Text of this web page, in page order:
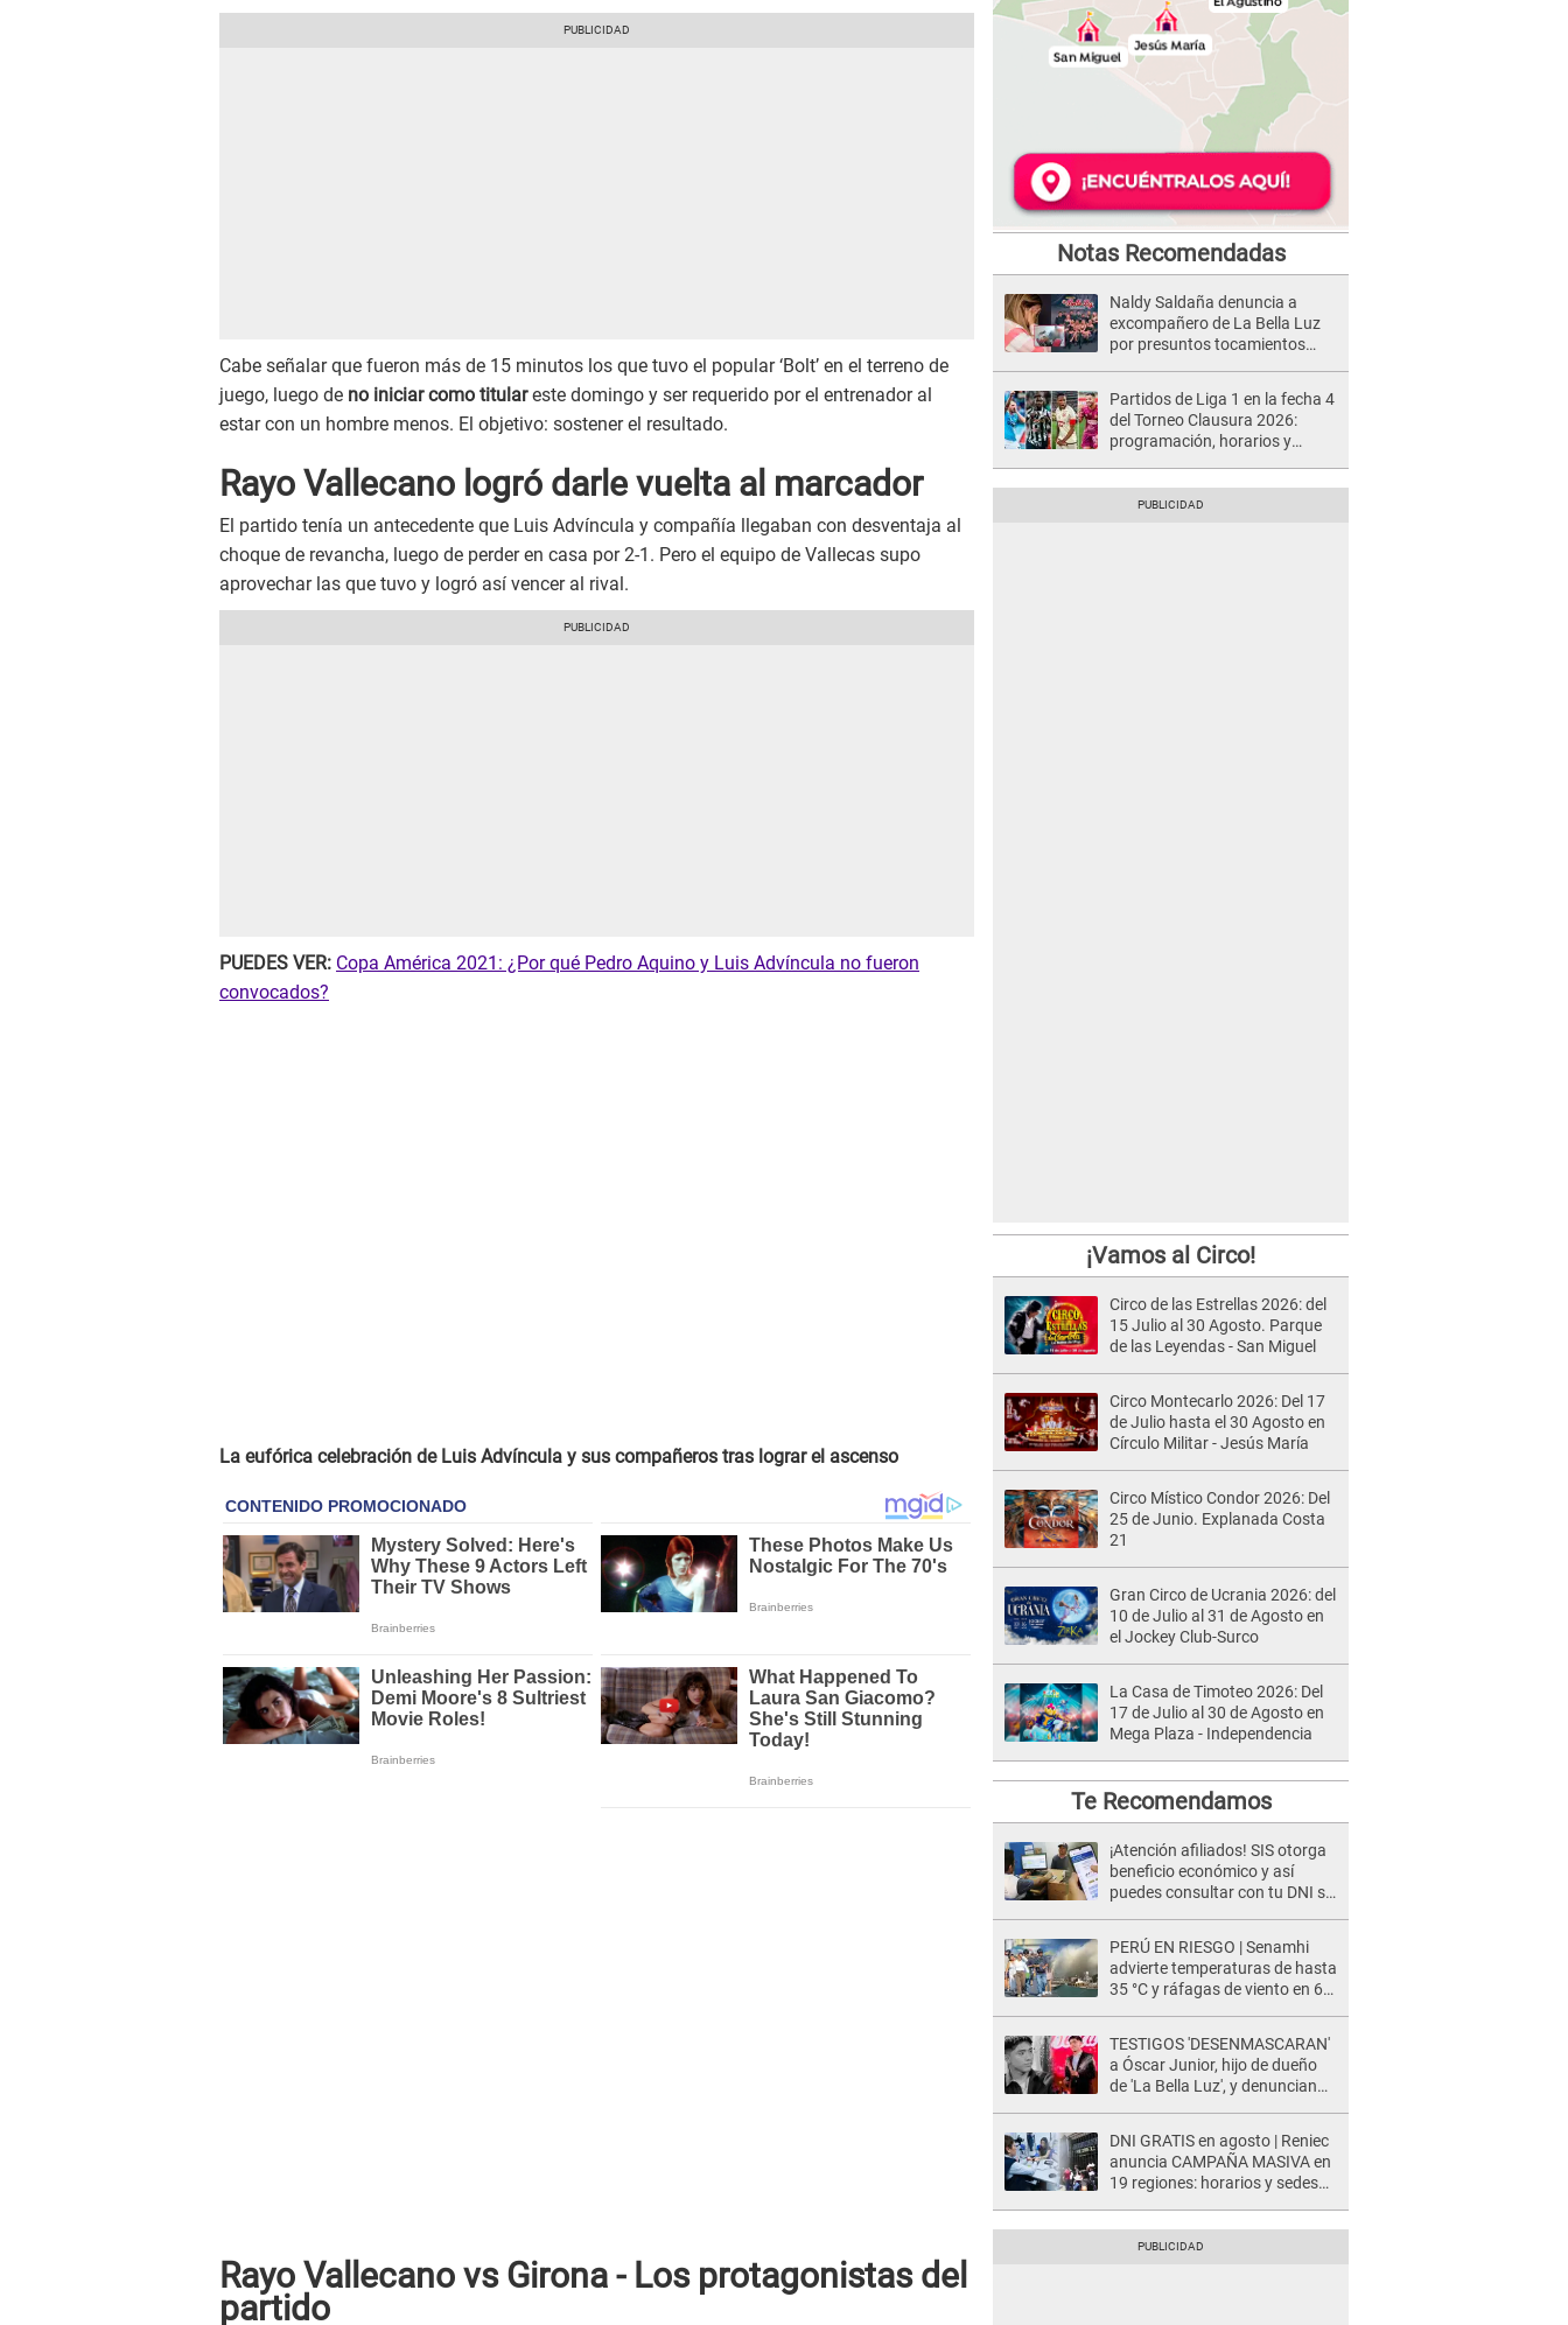
Cabe señalar que fueron más de 15 minutos los que tuvo el popular ‘Bolt’ en el terreno de
juego, luego de no iniciar como titulareste domingo y ser requerido por el entrenador al
estar con un hombre menos. El objetivo: sostener el resultado.
Rayo Vallecano logró darle vuelta al marcador
El partido tenía un antecedente que Luis Advíncula y compañía llegaban con desventaja al
choque de revancha, luego de perder en casa por 2-1. Pero el equipo de Vallecas supo
aprovechar las que tuvo y logró así vencer al rival.
PUEDES VER: Copa América 2021: ¿Por qué Pedro Aquino y Luis Advíncula no fueron
convocados?
La eufórica celebración de Luis Advíncula y sus compañeros tras lograr el ascenso
Rayo Vallecano vs Girona - Los protagonistas del
partido
Notas Recomendadas
Naldy Saldaña denuncia a
excompañero de La Bella Luz
por presuntos tocamientos
Partidos de Liga 1 en la fecha 4
del Torneo Clausura 2026:
programación, horarios y
¡Vamos al Circo!
Circo de las Estrellas 2026: del
15 Julio al 30 Agosto. Parque
de las Leyendas - San Miguel
Circo Montecarlo 2026: Del 17
de Julio hasta el 30 Agosto en
Círculo Militar - Jesús María
Circo Místico Condor 2026: Del
25 de Junio. Explanada Costa
21
Gran Circo de Ucrania 2026: del
10 de Julio al 31 de Agosto en
el Jockey Club-Surco
La Casa de Timoteo 2026: Del
17 de Julio al 30 de Agosto en
Mega Plaza - Independencia
Te Recomendamos
¡Atención afiliados! SIS otorga
beneficio económico y así
puedes consultar con tu DNI si
PERÚ EN RIESGO | Senamhi
advierte temperaturas de hasta
35 °C y ráfagas de viento en 6
TESTIGOS 'DESENMASCARAN'
a Óscar Junior, hijo de dueño
de 'La Bella Luz', y denuncian
DNI GRATIS en agosto | Reniec
anuncia CAMPAÑA MASIVA en
19 regiones: horarios y sedes